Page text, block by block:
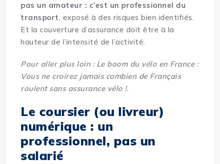
pas un amateur : c’est un professionnel du
transport, exposé à des risques bien identifiés.
Et la couverture d’assurance doit être à la
hauteur de l’intensité de l’activité.
Pour aller plus loin : Le boom du vélo en France :
Vous ne croirez jamais combien de Français
roulent sans assurance vélo !.
Le coursier (ou livreur)
numérique : un
professionnel, pas un
salarié